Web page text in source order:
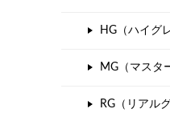
HG（ハイグ
MG（マスタ
RG（リアル